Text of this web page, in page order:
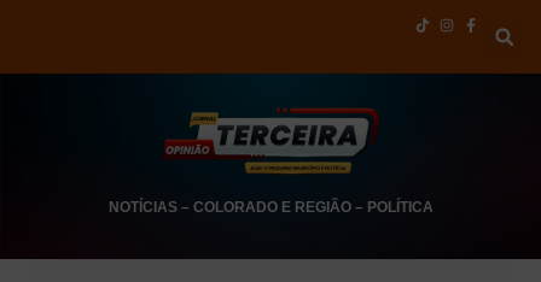
NOTÍCIAS– COLORADO E REGIÃO– POLÍTICA